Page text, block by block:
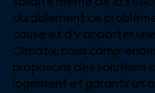
durablement ce
cause et d’y apporter
Climatix, nous
proposons des solutions
logement et garantir un